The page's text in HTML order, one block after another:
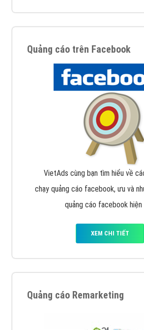
Quảng cáo trên Facebook
VietAds cùng bạn tìm hiểu về
chạy quảng cáo facebook, ưu và
quảng cáo facebook hiện
XEM CHI TIẾT
Quảng cáo Remarketing